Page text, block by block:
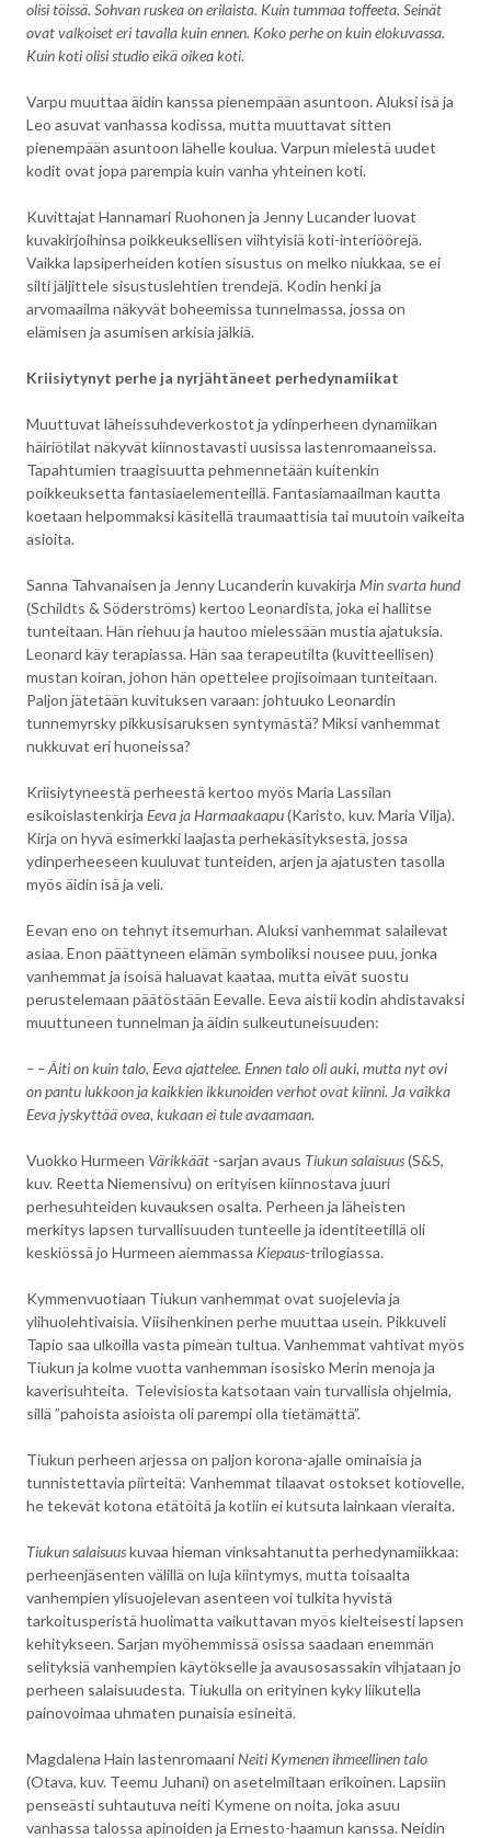
olisi töissä. Sohvan ruskea on erilaista. Kuin tummaa toffeeta. Seinät
ovat valkoiset eri tavalla kuin ennen. Koko perhe on kuin elokuvassa.
Kuin koti olisi studio eikä oikea koti.
Varpu muuttaa äidin kanssa pienempään asuntoon. Aluksi isä ja
Leo asuvat vanhassa kodissa, mutta muuttavat sitten
pienempään asuntoon lähelle koulua. Varpun mielestä uudet
kodit ovat jopa parempia kuin vanha yhteinen koti.
Kuvittajat Hannamari Ruohonen ja Jenny Lucander luovat
kuvakirjoihinsa poikkeuksellisen viihtyisiä koti-interiöörejä.
Vaikka lapsiperheiden kotien sisustus on melko niukkaa, se ei
silti jäljittele sisustuslehtien trendejä. Kodin henki ja
arvomaailma näkyvät boheemissa tunnelmassa, jossa on
elämisen ja asumisen arkisia jälkiä.
Kriisiytynyt perhe ja nyrjähtäneet perhedynamiikat
Muuttuvat läheissuhdeverkostot ja ydinperheen dynamiikan
häiriötilat näkyvät kiinnostavasti uusissa lastenromaaneissa.
Tapahtumien traagisuutta pehmennetään kuitenkin
poikkeuksetta fantasiaelementeillä. Fantasiamaailman kautta
koetaan helpommaksi käsitellä traumaattisia tai muutoin vaikeita
asioita.
Sanna Tahvanaisen ja Jenny Lucanderin kuvakirja Min svarta hund
(Schildts & Söderströms) kertoo Leonardista, joka ei hallitse
tunteitaan. Hän riehuu ja hautoo mielessään mustia ajatuksia.
Leonard käy terapiassa. Hän saa terapeutilta (kuvitteellisen)
mustan koiran, johon hän opettelee projisoimaan tunteitaan.
Paljon jätetään kuvituksen varaan: johtuuko Leonardin
tunnemyrsky pikkusisaruksen syntymästä? Miksi vanhemmat
nukkuvat eri huoneissa?
Kriisiytyneestä perheestä kertoo myös Maria Lassilan
esikoislastenkirja Eeva ja Harmaakaapu(Karisto, kuv. Maria Vilja).
Kirja on hyvä esimerkki laajasta perhekäsityksestä, jossa
ydinperheeseen kuuluvat tunteiden, arjen ja ajatusten tasolla
myös äidin isä ja veli.
Eevan eno on tehnyt itsemurhan. Aluksi vanhemmat salailevat
asiaa. Enon päättyneen elämän symboliksi nousee puu, jonka
vanhemmat ja isoisä haluavat kaataa, mutta eivät suostu
perustelemaan päätöstään Eevalle. Eeva aistii kodin ahdistavaksi
muuttuneen tunnelman ja äidin sulkeutuneisuuden:
– – Äiti on kuin talo, Eeva ajattelee. Ennen talo oli auki, mutta nyt ovi
on pantu lukkoon ja kaikkien ikkunoiden verhot ovat kiinni. Ja vaikka
Eeva jyskyttää ovea, kukaan ei tule avaamaan.
Vuokko Hurmeen Värikkäät -sarjan avaus Tiukun salaisuus(S&S,
kuv. Reetta Niemensivu) on erityisen kiinnostava juuri
perhesuhteiden kuvauksen osalta. Perheen ja läheisten
merkitys lapsen turvallisuuden tunteelle ja identiteetillä oli
keskiössä jo Hurmeen aiemmassa Kiepaus-trilogiassa.
Kymmenvuotiaan Tiukun vanhemmat ovat suojelevia ja
ylihuolehtivaisia. Viisihenkinen perhe muuttaa usein. Pikkuveli
Tapio saa ulkoilla vasta pimeän tultua. Vanhemmat vahtivat myös
Tiukun ja kolme vuotta vanhemman isosisko Merin menoja ja
kaverisuhteita. Televisiosta katsotaan vain turvallisia ohjelmia,
sillä ”pahoista asioista oli parempi olla tietämättä”.
Tiukun perheen arjessa on paljon korona-ajalle ominaisia ja
tunnistettavia piirteitä: Vanhemmat tilaavat ostokset kotiovelle,
he tekevät kotona etätöitä ja kotiin ei kutsuta lainkaan vieraita.
Tiukun salaisuuskuvaa hieman vinksahtanutta perhedynamiikkaa:
perheenjäsenten välillä on luja kiintymys, mutta toisaalta
vanhempien ylisuojelevan asenteen voi tulkita hyvistä
tarkoitusperistä huolimatta vaikuttavan myös kielteisesti lapsen
kehitykseen. Sarjan myöhemmissä osissa saadaan enemmän
selityksiä vanhempien käytökselle ja avausosassakin vihjataan jo
perheen salaisuudesta. Tiukulla on erityinen kyky liikutella
painovoimaa uhmaten punaisia esineitä.
Magdalena Hain lastenromaaniNeiti Kymenen ihmeellinen talo
(Otava, kuv. Teemu Juhani) on asetelmiltaan erikoinen. Lapsiin
penseästi suhtautuva neiti Kymene on noita, joka asuu
vanhassa talossa apinoiden ja Ernesto-haamun kanssa. Neidin